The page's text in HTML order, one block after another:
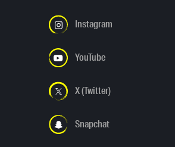
Instagram
YouTube
X (Twitter)
Snapchat